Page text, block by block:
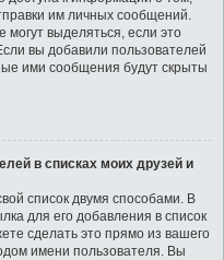
им личных сообщений.
выделяться, если это
вы добавили пользователей
ими сообщения будут скрыты
в списках моих друзей и
список двумя способами. В
для его добавления в список
сделать это прямо из вашего
имени пользователя. Вы